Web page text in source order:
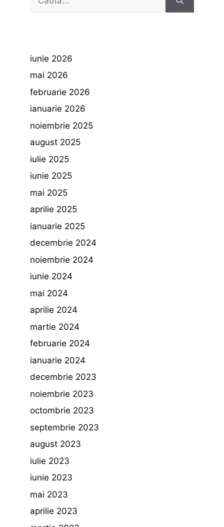
după:
iunie 2026
mai 2026
februarie 2026
ianuarie 2026
noiembrie 2025
august 2025
iulie 2025
iunie 2025
mai 2025
aprilie 2025
ianuarie 2025
decembrie 2024
noiembrie 2024
iunie 2024
mai 2024
aprilie 2024
martie 2024
februarie 2024
ianuarie 2024
decembrie 2023
noiembrie 2023
octombrie 2023
septembrie 2023
august 2023
iulie 2023
iunie 2023
mai 2023
aprilie 2023